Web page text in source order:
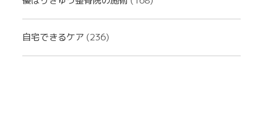
自宅できるケア (236)